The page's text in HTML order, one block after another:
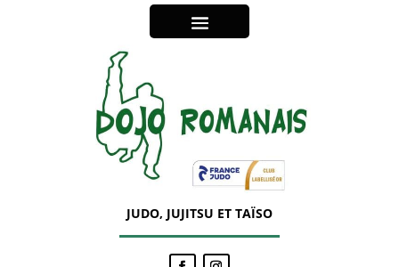
JUDO, JUJITSU ET TAÏSO